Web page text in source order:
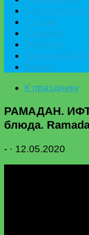
К празднику
РАМАДАН.
- · 12.05.2020